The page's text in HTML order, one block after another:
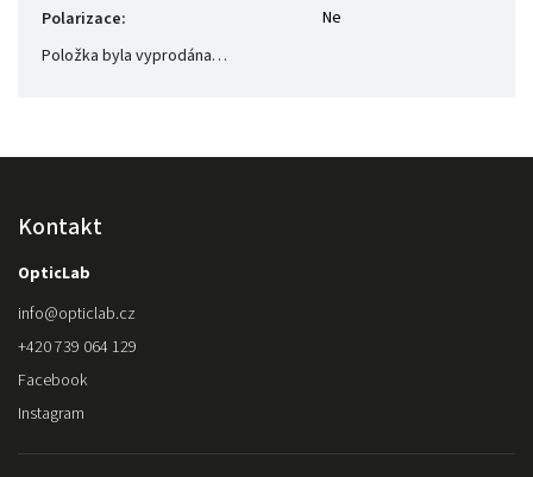
Polarizace:
Ne
Položka byla vyprodána…
Kontakt
OpticLab
info@opticlab.cz
+420 739 064 129
Facebook
Instagram